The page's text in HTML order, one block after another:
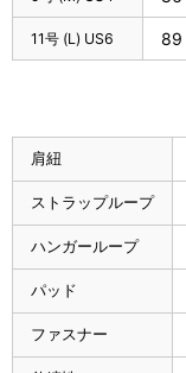
11号 (L) US6 89
肩紐
ストラップループ
ハンガーループ
パッド
ファスナー